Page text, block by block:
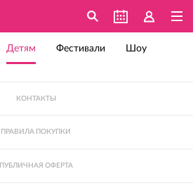
Детям Фестивали Шоу
КОНТАКТЫ
ПРАВИЛА ПОКУПКИ
ПУБЛИЧНАЯ ОФЕРТА